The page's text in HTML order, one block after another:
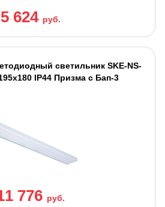
5 624 руб.
светильник SKE-NS-
IP44 Призма с Бап-3
776 руб.